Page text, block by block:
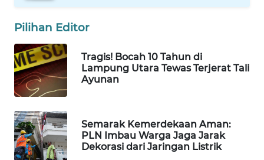
Pilihan Editor
Tragis! Bocah 10 Tahun di
Lampung Utara Tewas Terjerat Tali
Ayunan
Semarak Kemerdekaan Aman:
PLN Imbau Warga Jaga Jarak
Dekorasi dari Jaringan Listrik
WAHANA
WAHANA
LISTRIK
WAHANA
TRAVEL
WAHANA